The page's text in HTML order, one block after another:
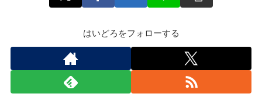
はいどろをフォローする